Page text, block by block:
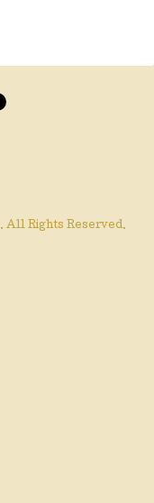
. All Rights Reserved.